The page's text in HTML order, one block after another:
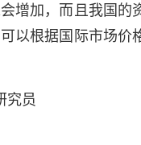
增加，而且我国的
以根据国际市场
究员